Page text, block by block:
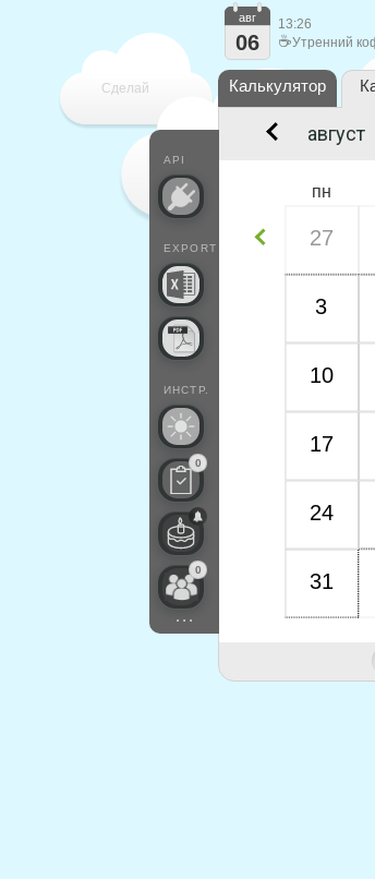
Сделай
API
EXPORT
ИНСТР.
0
0
...
авг
06
13:26
☕Утренний
Калькулятор
пн
27
3
10
17
24
31